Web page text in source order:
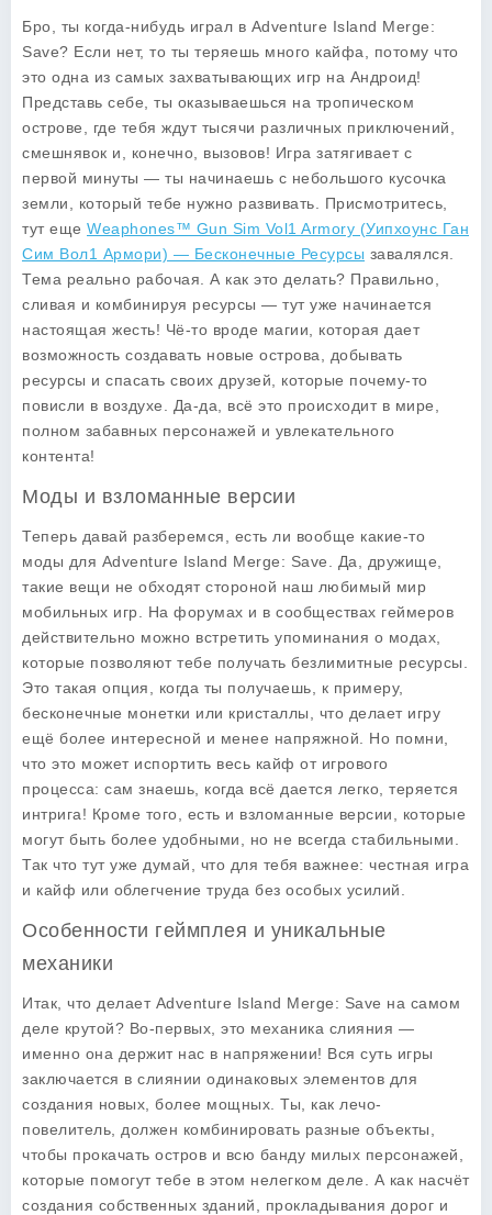
Бро, ты когда-нибудь играл в Adventure Island Merge:
Save? Если нет, то ты теряешь много кайфа, потому что
это одна из самых захватывающих игр на Андроид!
Представь себе, ты оказываешься на тропическом
острове, где тебя ждут тысячи различных приключений,
смешнявок и, конечно, вызовов! Игра затягивает с
первой минуты — ты начинаешь с небольшого кусочка
земли, который тебе нужно развивать. Присмотритесь,
тут еще Weaphones™ Gun Sim Vol1 Armory (Уипхоунс Ган
Сим Вол1 Армори) — Бесконечные Ресурсы завалялся.
Тема реально рабочая. А как это делать? Правильно,
сливая и комбинируя ресурсы — тут уже начинается
настоящая жесть! Чё-то вроде магии, которая дает
возможность создавать новые острова, добывать
ресурсы и спасать своих друзей, которые почему-то
повисли в воздухе. Да-да, всё это происходит в мире,
полном забавных персонажей и увлекательного
контента!
Моды и взломанные версии
Теперь давай разберемся, есть ли вообще какие-то
моды для Adventure Island Merge: Save . Да, дружище,
такие вещи не обходят стороной наш любимый мир
мобильных игр. На форумах и в сообществах геймеров
действительно можно встретить упоминания о модах,
которые позволяют тебе получать безлимитные ресурсы.
Это такая опция, когда ты получаешь, к примеру,
бесконечные монетки или кристаллы, что делает игру
ещё более интересной и менее напряжной. Но помни,
что это может испортить весь кайф от игрового
процесса: сам знаешь, когда всё дается легко, теряется
интрига! Кроме того, есть и взломанные версии, которые
могут быть более удобными, но не всегда стабильными.
Так что тут уже думай, что для тебя важнее: честная игра
и кайф или облегчение труда без особых усилий.
Особенности геймплея и уникальные
механики
Итак, что делает Adventure Island Merge: Save на самом
деле крутой? Во-первых, это механика слияния —
именно она держит нас в напряжении! Вся суть игры
заключается в слиянии одинаковых элементов для
создания новых, более мощных. Ты, как лечо-
повелитель, должен комбинировать разные объекты,
чтобы прокачать остров и всю банду милых персонажей,
которые помогут тебе в этом нелегком деле. А как насчёт
создания собственных зданий, прокладывания дорог и